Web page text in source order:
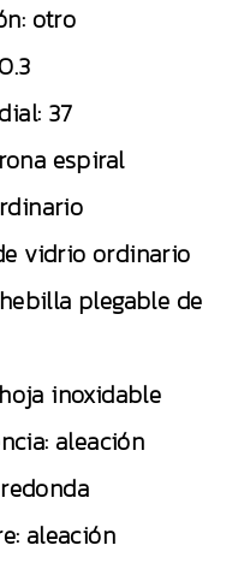
otro
37
espiral
vidrio ordinario
plegable de
inoxidable
aleación
aleación